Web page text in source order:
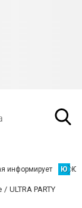
информирует Ю
ULTRA PARTY